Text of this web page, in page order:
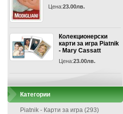
Цена:23.00лв.
Колекционерски
карти за игра Piatnik
- Mary Cassatt
Цена:23.00лв.
Категории
Piatnik - Карти за игра (293)